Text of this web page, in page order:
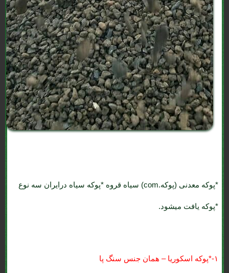
*پوکه معدنی (پوکه.com) سیاه قروه *پوکه سیاه درایران سه نوع
*پوکه یافت میشود.
۱-*پوکه اسکوریا – همان جنس سنگ پا